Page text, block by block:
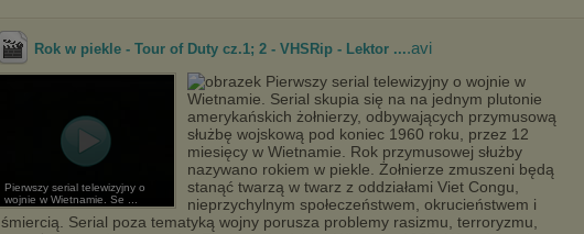
Rok w piekle - Tour of Duty cz.1; 2 - VHSRip - Lektor ....avi
Pierwszy serial telewizyjny o
wojnie w Wietnamie. Se ...
Pierwszy serial telewizyjny o wojnie w
Wietnamie. Serial skupia się na na jednym plutonie
amerykańskich żołnierzy, odbywających przymusową
służbę wojskową pod koniec 1960 roku, przez 12
miesięcy w Wietnamie. Rok przymusowej służby
nazywano rokiem w piekle. Żołnierze zmuszeni będą
stanąć twarzą w twarz z oddziałami Viet Congu,
nieprzychylnym społeczeństwem, okrucieństwem i
śmiercią. Serial poza tematyką wojny porusza problemy rasizmu, terroryzmu,